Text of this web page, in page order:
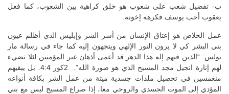
ب‌- تفضيل شعب على شعوب هو خلق كراهية بين الشعوب، كما فعل
يعقوب أحب يوسف فكرهه إخوته.
عمل الخلاص هو إعتاق الإنسان من أسر الشر وإبليس الذي أظلم عيون
بني البشر كي لا يرون النور الإلهي ويتجهون إليه كما جاء في رسالة مار
بولس: “الذين فيهم إله هذا الدهر قد أعمى أذهان غير المؤمنين لئلا تضيء
لهم إنارة انجيل مجد المسيح الذي هو صورة الله”. 2كور 4:4. بل يبقيهم
منغمسين في تحصيل ملذات جسدية ميتة من عمل الشر بكافة أنواعه
المؤدي إلى الموت الجسدي والروحي معا، إذا صراع المسيح ليس مع بني